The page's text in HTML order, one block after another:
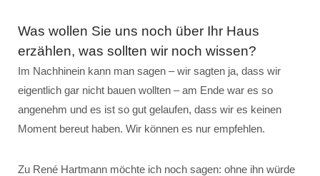
Was wollen Sie uns noch über Ihr Haus
erzählen, was sollten wir noch wissen?
Im Nachhinein kann man sagen – wir sagten ja, dass wir
eigentlich gar nicht bauen wollten – am Ende war es so
angenehm und es ist so gut gelaufen, dass wir es keinen
Moment bereut haben. Wir können es nur empfehlen.
Zu René Hartmann möchte ich noch sagen: ohne ihn würde